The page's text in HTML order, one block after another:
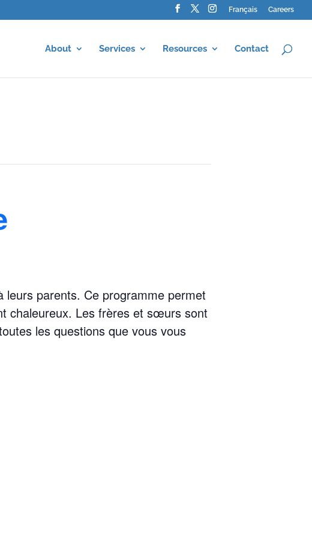
Français Careers
About Services Resources Contact
parents. Ce programme permet
chaleureux. Les frères et sœurs sont
les questions que vous vous